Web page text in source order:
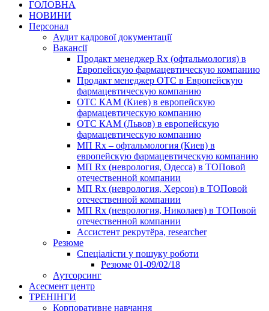
ГОЛОВНА
НОВИНИ
Персонал
Аудит кадрової документації
Вакансії
Продакт менеджер Rx (офтальмология) в
Европейскую фармацевтическую компанию
Продакт менеджер ОТС в Европейскую
фармацевтическую компанию
ОТС КАМ (Киев) в европейскую
фармацевтическую компанию
ОТС КАМ (Львов) в европейскую
фармацевтическую компанию
МП Rx – офтальмология (Киев) в
европейскую фармацевтическую компанию
МП Rx (неврология, Одесса) в ТОПовой
отечественной компании
МП Rx (неврология, Херсон) в ТОПовой
отечественной компании
МП Rx (неврология, Николаев) в ТОПовой
отечественной компании
Ассистент рекрутёра, researcher
Резюме
Cпеціалісти у пошуку роботи
Резюме 01-09/02/18
Аутсорсинг
Асесмент центр
ТРЕНІНГИ
Корпоративне навчання